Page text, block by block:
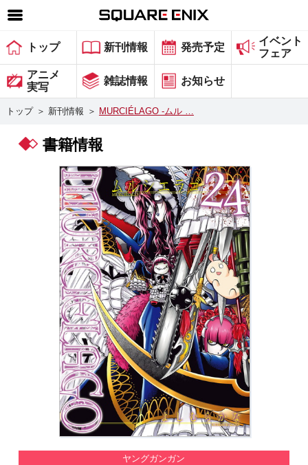
SQUARE ENIX 公式サイトメニュー
ゲーム
マガジン＆ブックス
グッズ
会社情報 採用情報
スクウェア・エニックス サイト内検索
トップ 新刊情報 発売予定
イベント
フェア
アニメ
実写
雑誌情報 お知らせ
トップ ＞ 新刊情報 ＞ MURCIÉLAGO -ムル …
書籍情報
ヤングガンガン